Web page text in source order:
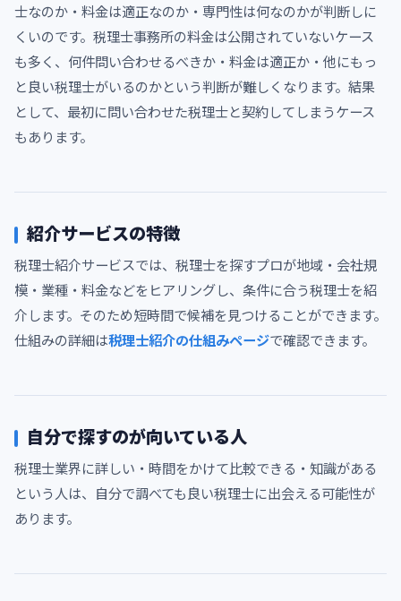
士なのか・料金は適正なのか・専門性は何なのかが判断しに
くいのです。税理士事務所の料金は公開されていないケース
も多く、何件問い合わせるべきか・料金は適正か・他にもっ
と良い税理士がいるのかという判断が難しくなります。結果
として、最初に問い合わせた税理士と契約してしまうケース
もあります。
紹介サービスの特徴
税理士紹介サービスでは、税理士を探すプロが地域・会社規
模・業種・料金などをヒアリングし、条件に合う税理士を紹
介します。そのため短時間で候補を見つけることができます。
仕組みの詳細は税理士紹介の仕組みページで確認できます。
自分で探すのが向いている人
税理士業界に詳しい・時間をかけて比較できる・知識がある
という人は、自分で調べても良い税理士に出会える可能性が
あります。